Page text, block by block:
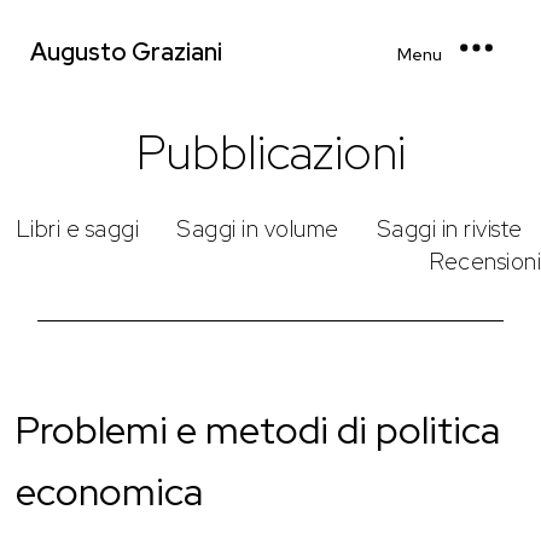
Augusto Graziani Menu
Pubblicazioni
Libri e saggi Saggi in volume
Saggi in riviste
Recensioni
Problemi e metodi di politica
economica